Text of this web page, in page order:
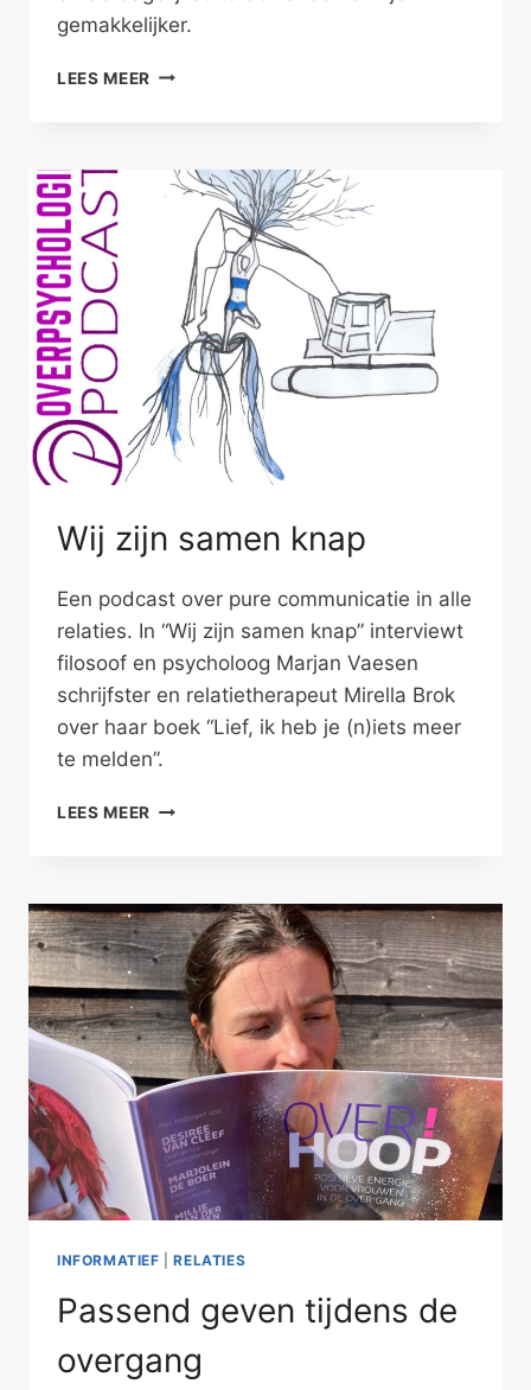
gemakkelijker.
LEES MEER DANS
TO
DO
Wij zijn samen knap
Een podcast over pure communicatie in alle
relaties. In “Wij zijn samen knap” interviewt
filosoof en psycholoog Marjan Vaesen
schrijfster en relatietherapeut Mirella Brok
over haar boek “Lief, ik heb je (n)iets meer
te melden”.
LEES MEER WIJ
INFORMATIEF |RELATIES
Passend geven tijdens de
overgang